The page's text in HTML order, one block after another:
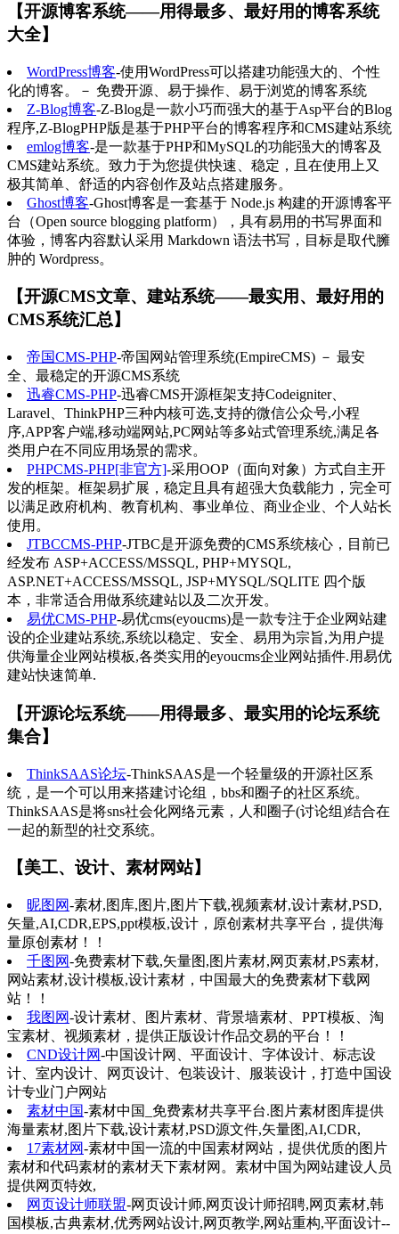
【开源博客系统——用得最多、最好用的博客系统
大全】
WordPress博客-使用WordPress可以搭建功能强大的、个性
化的博客。－ 免费开源、易于操作、易于浏览的博客系统
Z-Blog博客-Z-Blog是一款小巧而强大的基于Asp平台的Blog
程序,Z-BlogPHP版是基于PHP平台的博客程序和CMS建站系统
emlog博客-是一款基于PHP和MySQL的功能强大的博客及
CMS建站系统。致力于为您提供快速、稳定，且在使用上又
极其简单、舒适的内容创作及站点搭建服务。
Ghost博客-Ghost博客是一套基于 Node.js 构建的开源博客平
台（Open source blogging platform），具有易用的书写界面和
体验，博客内容默认采用 Markdown 语法书写，目标是取代臃
肿的 Wordpress。
【开源CMS文章、建站系统——最实用、最好用的
CMS系统汇总】
帝国CMS-PHP-帝国网站管理系统(EmpireCMS) － 最安
全、最稳定的开源CMS系统
迅睿CMS-PHP-迅睿CMS开源框架支持Codeigniter、
Laravel、ThinkPHP三种内核可选,支持的微信公众号,小程
序,APP客户端,移动端网站,PC网站等多站式管理系统,满足各
类用户在不同应用场景的需求。
PHPCMS-PHP[非官方]-采用OOP（面向对象）方式自主开
发的框架。框架易扩展，稳定且具有超强大负载能力，完全可
以满足政府机构、教育机构、事业单位、商业企业、个人站长
使用。
JTBCCMS-PHP-JTBC是开源免费的CMS系统核心，目前已
经发布 ASP+ACCESS/MSSQL, PHP+MYSQL,
ASP.NET+ACCESS/MSSQL, JSP+MYSQL/SQLITE 四个版
本，非常适合用做系统建站以及二次开发。
易优CMS-PHP-易优cms(eyoucms)是一款专注于企业网站建
设的企业建站系统,系统以稳定、安全、易用为宗旨,为用户提
供海量企业网站模板,各类实用的eyoucms企业网站插件.用易优
建站快速简单.
【开源论坛系统——用得最多、最实用的论坛系统
集合】
ThinkSAAS论坛-ThinkSAAS是一个轻量级的开源社区系
统，是一个可以用来搭建讨论组，bbs和圈子的社区系统。
ThinkSAAS是将sns社会化网络元素，人和圈子(讨论组)结合在
一起的新型的社交系统。
【美工、设计、素材网站】
昵图网-素材,图库,图片,图片下载,视频素材,设计素材,PSD,
矢量,AI,CDR,EPS,ppt模板,设计，原创素材共享平台，提供海
量原创素材！！
千图网-免费素材下载,矢量图,图片素材,网页素材,PS素材,
网站素材,设计模板,设计素材，中国最大的免费素材下载网
站！！
我图网-设计素材、图片素材、背景墙素材、PPT模板、淘
宝素材、视频素材，提供正版设计作品交易的平台！！
CND设计网-中国设计网、平面设计、字体设计、标志设
计、室内设计、网页设计、包装设计、服装设计，打造中国设
计专业门户网站
素材中国-素材中国_免费素材共享平台.图片素材图库提供
海量素材,图片下载,设计素材,PSD源文件,矢量图,AI,CDR,
17素材网-素材中国一流的中国素材网站，提供优质的图片
素材和代码素材的素材天下素材网。素材中国为网站建设人员
提供网页特效,
网页设计师联盟-网页设计师,网页设计师招聘,网页素材,韩
国模板,古典素材,优秀网站设计,网页教学,网站重构,平面设计--